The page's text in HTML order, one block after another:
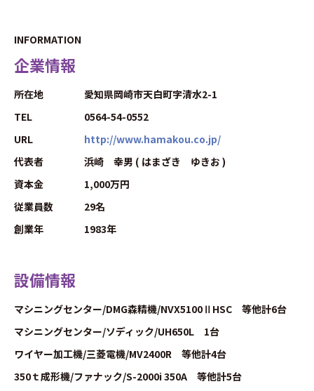
INFORMATION
企業情報
所在地
愛知県岡崎市天白町字清水2-1
TEL
0564-54-0552
URL
http://www.hamakou.co.jp/
代表者
浜崎 幸男 ( はまざき ゆきお )
資本金
1,000万円
従業員数
29名
創業年
1983年
設備情報
マシニングセンター/DMG森精機/NVX5100ⅡHSC 等他計6台
マシニングセンター/ソディック/UH650L 1台
ワイヤー加工機/三菱電機/MV2400R 等他計4台
350ｔ成形機/ファナック/S-2000i 350A 等他計5台